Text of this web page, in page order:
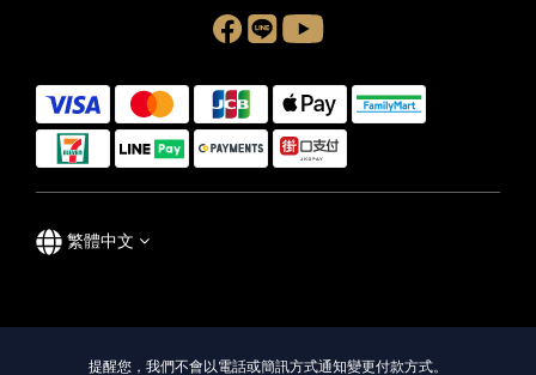
繁體中文
提醒您，我們不會以電話或簡訊方式通知變更付款方式。